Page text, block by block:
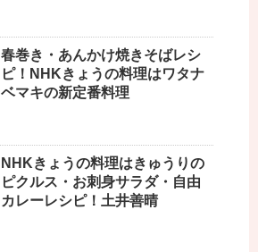
春巻き・あんかけ焼きそばレシ
ピ！NHKきょうの料理はワタナ
ベマキの新定番料理
NHKきょうの料理はきゅうりの
ピクルス・お刺身サラダ・自由
カレーレシピ！土井善晴